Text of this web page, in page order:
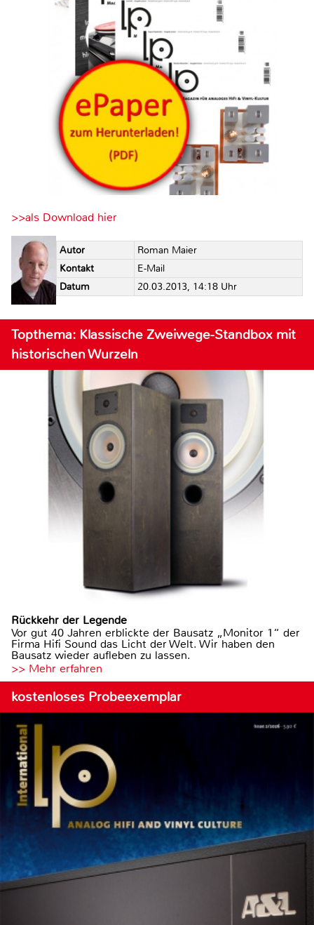
>>als Download hier
Autor
Roman Maier
Kontakt
E-Mail
Datum
20.03.2013, 14:18 Uhr
Topthema: Klassische Zweiwege-Standbox mit
historischen Wurzeln
Rückkehr der Legende
Vor gut 40 Jahren erblickte der Bausatz „Monitor 1“ der
Firma Hifi Sound das Licht der Welt. Wir haben den
Bausatz wieder aufleben zu lassen.
>> Mehr erfahren
kostenloses Probeexemplar